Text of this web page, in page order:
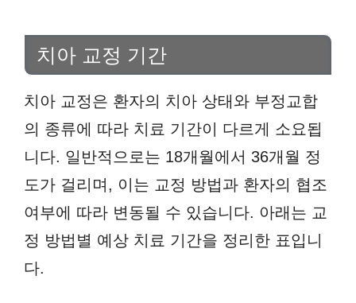
치아 교정 기간
치아 교정은 환자의 치아 상태와 부정교합
의 종류에 따라 치료 기간이 다르게 소요됩
니다. 일반적으로는 18개월에서 36개월 정
도가 걸리며, 이는 교정 방법과 환자의 협조
여부에 따라 변동될 수 있습니다. 아래는 교
정 방법별 예상 치료 기간을 정리한 표입니
다.